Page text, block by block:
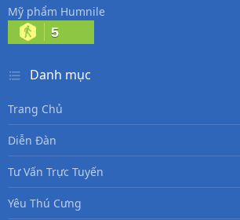
Mỹ phẩm Humnile
5
Danh mục
Trang Chủ
Diễn Đàn
Tư Vấn Trực Tuyến
Yêu Thú Cưng